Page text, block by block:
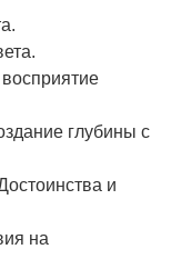
глубины с
и
на